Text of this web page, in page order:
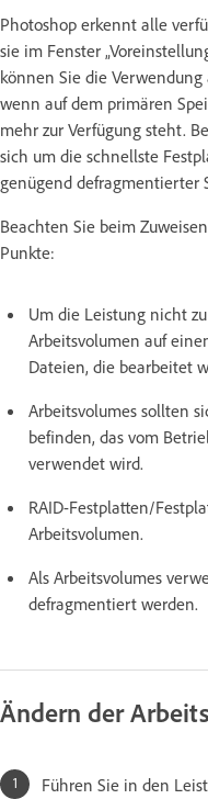
Photoshop erkennt alle
sie im Fenster
können Sie die
wenn auf dem primären
mehr zur Verfügung steht.
sich um die schnellste
genügend defragmentierter
Beachten Sie beim
Punkte:
Um die Leistung nicht
Arbeitsvolumen auf
Dateien, die bearbeitet
Arbeitsvolumes sollten
befinden, das vom
verwendet wird.
RAID-Festplatten/
Arbeitsvolumen.
Als Arbeitsvolumes
defragmentiert werden.
Ändern der
Führen Sie in den